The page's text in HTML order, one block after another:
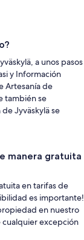
a unos pasos
y Información
Artesanía de
también se
Jyväskylä se
manera gratuita
en tarifas de
es importante!
en nuestro
cualquier excepción